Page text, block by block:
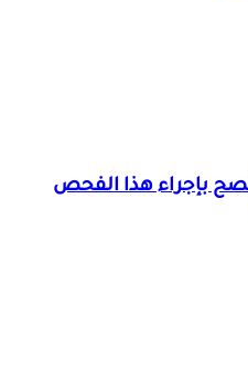
بإجراء هذا الفحص